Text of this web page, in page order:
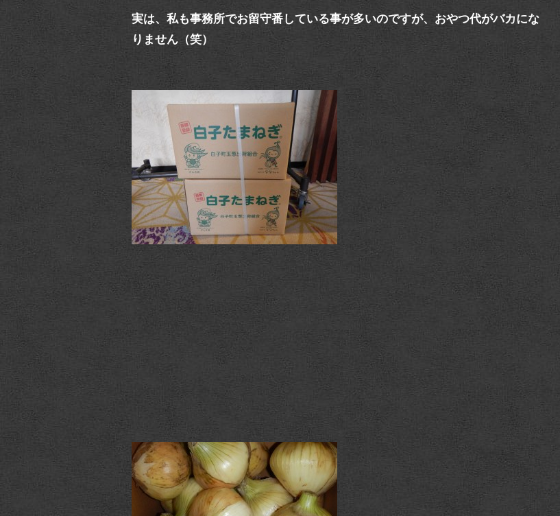
実は、私も事務所でお留守番している事が多いのですが、おやつ代がバカにな
りません（笑）